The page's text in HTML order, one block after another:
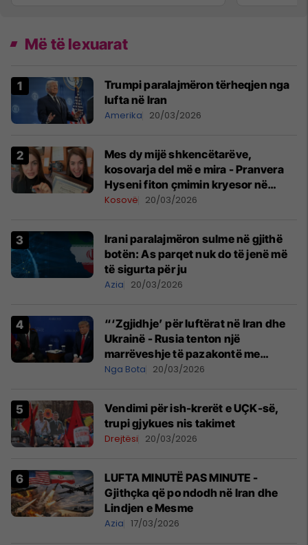
Më të lexuarat
Trumpi paralajmëron tërheqjen nga
lufta në Iran
Amerika 20/03/2026
Mes dy mijë shkencëtarëve,
kosovarja del më e mira - Pranvera
Hyseni fiton çmimin kryesor në
konferencën më të madhe për
Kosovë 20/03/2026
Irani paralajmëron sulme në gjithë
botën: As parqet nuk do të jenë më
të sigurta për ju
Azia 20/03/2026
“‘Zgjidhje’ për luftërat në Iran dhe
Ukrainë - Rusia tenton një
marrëveshje të pazakontë me
SHBA-në, por oferta nuk pranohet
Nga Bota 20/03/2026
Vendimi për ish-krerët e UÇK-së,
trupi gjykues nis takimet
Drejtësi 20/03/2026
LUFTA MINUTË PAS MINUTE -
Gjithçka që po ndodh në Iran dhe
Lindjen e Mesme
Azia 17/03/2026